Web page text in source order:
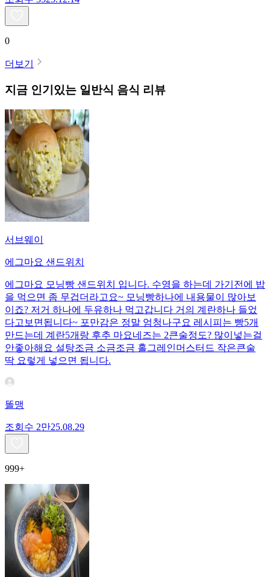
0
더보기
지금 인기있는 일반식 음식 리뷰
서브웨이
에그마요 샌드위치
에그마요 모닝빵 샌드위치 입니다. 수영을 하는데 가기전에 밥
을 먹으면 좀 무겁더라고요~ 모닝빵하나에 내용물이 많아보
이죠? 저거 하나에 두유하나 먹고갑니다 거의 계란하나 들었
다고보면됩니다~ 포만감은 정말 엄청나구요 레시피는 빵5개
만드는데 계란5개랑 후추 마요네즈는 2큰술정도? 많이넣는걸
안좋아해요 설탕조금 소금조금 홀그레인머스터드 작은큰술
딱 요렇게 넣으면 됩니다.
똘맹
조회수 2만25.08.29
999+